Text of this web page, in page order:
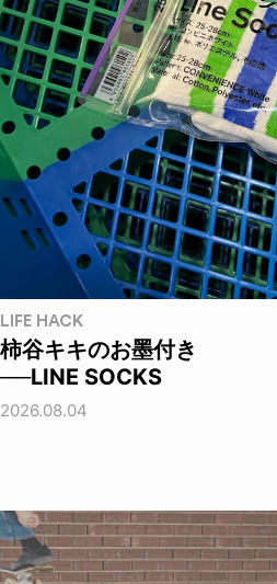
LIFE HACK
柿谷キキのお墨付き
──LINE SOCKS
2026.08.04